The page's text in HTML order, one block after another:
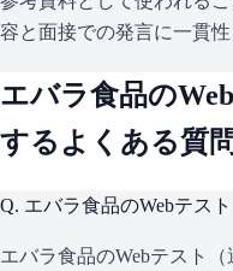
容と面接での発言に一貫
エバラ食品の
するよくある質問
Q. エバラ食品のWebテス
エバラ食品のWebテスト